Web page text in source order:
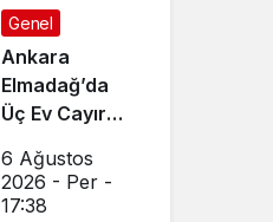
Genel
Ankara
Elmadağ’da
Üç Ev Cayır
6 Ağustos
2026 - Per -
17:38